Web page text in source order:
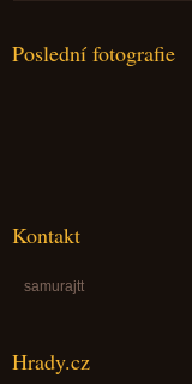
Poslední fotografie
Kontakt
samurajtt
Hrady.cz